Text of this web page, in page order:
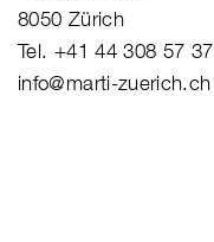
8050 Zürich
Tel. +41 44 308 57 37
info@marti-zuerich.ch